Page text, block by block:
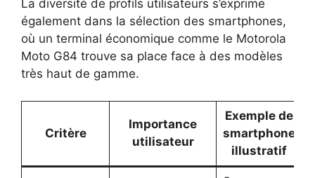
La diversité de profils utilisateurs s’exprime
également dans la sélection des smartphones,
où un terminal économique comme le Motorola
Moto G84 trouve sa place face à des modèles
très haut de gamme.
Critère
Importance
utilisateur
Exemple de
smartphone
illustratif